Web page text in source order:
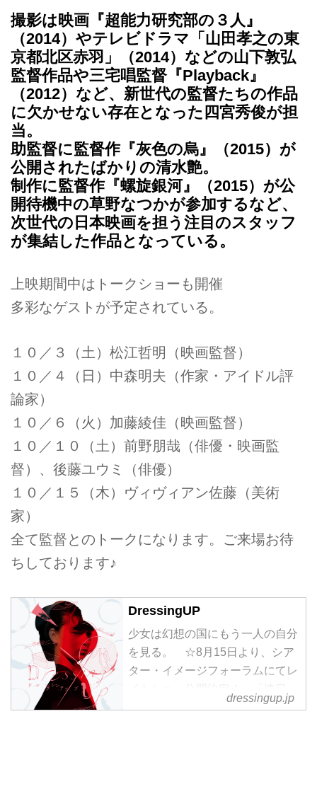
撮影は映画『超能力研究部の３人』
（2014）やテレビドラマ「山田孝之の東
京都北区赤羽」（2014）などの山下敦弘
監督作品や三宅唱監督『Playback』
（2012）など、新世代の監督たちの作品
に欠かせない存在となった四宮秀俊が担
当。
助監督に監督作『灰色の烏』（2015）が
公開されたばかりの清水艶。
制作に監督作『螺旋銀河』（2015）が公
開待機中の草野なつかが参加するなど、
次世代の日本映画を担う注目のスタッフ
が集結した作品となっている。
上映期間中はトークショーも開催
多彩なゲストが予定されている。
１０／３（土）松江哲明（映画監督）
１０／４（日）中森明夫（作家・アイドル評
論家）
１０／６（火）加藤綾佳（映画監督）
１０／１０（土）前野朋哉（俳優・映画監
督）、後藤ユウミ（俳優）
１０／１５（木）ヴィヴィアン佐藤（美術
家）
全て監督とのトークになります。ご来場お待
ちしております♪
DressingUP
少女は幻想の国にもう一人の自分
を見る。 ☆8月15日より、シア
ター・イメージフォーラムにてレ
21:15スタート」
dressingup.jp